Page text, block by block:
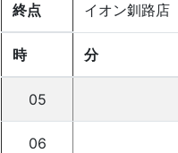
終点 イオン釧路店
時 分
05
06